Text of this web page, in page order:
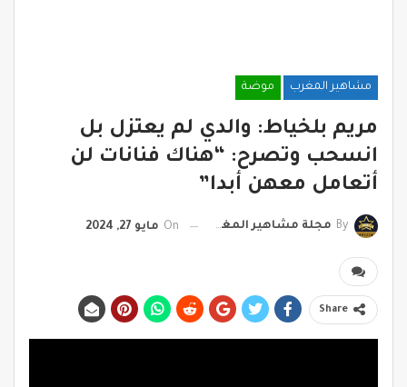
مشاهير المغرب موضة
مريم بلخياط: والدي لم يعتزل بل
انسحب وتصرح: “هناك فنانات لن
أتعامل معهن أبدا”
By مجلة مشاهير المغرب On مايو 27, 2024
Share